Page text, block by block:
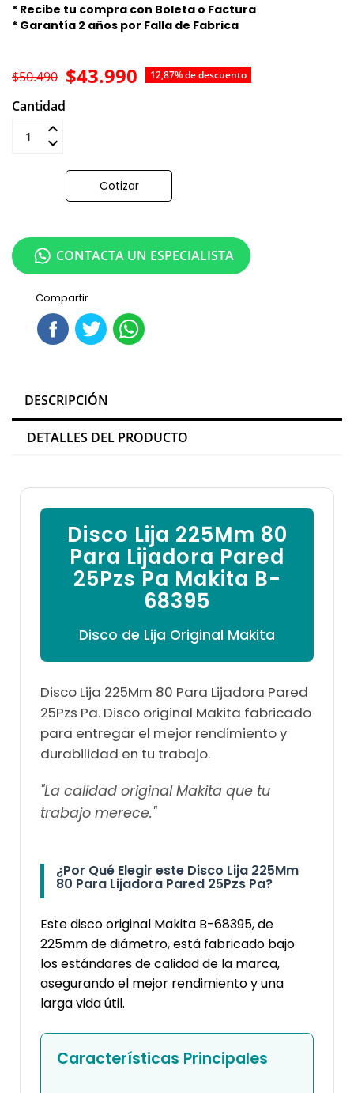
* Recibe tu compra con Boleta o Factura
* Garantía 2 años por Falla de Fabrica
$43.990 12,87% de descuento
$50.490
Cantidad
Cotizar
Compartir
CONTACTA UN ESPECIALISTA
DESCRIPCIÓN
DETALLES DEL PRODUCTO
Disco Lija 225Mm 80
Para Lijadora Pared
25Pzs Pa Makita B-
68395
Disco de Lija Original Makita
Disco Lija 225Mm 80 Para Lijadora Pared
25Pzs Pa. Disco original Makita fabricado
para entregar el mejor rendimiento y
durabilidad en tu trabajo.
"La calidad original Makita que tu
trabajo merece."
¿Por Qué Elegir este Disco Lija 225Mm
80 Para Lijadora Pared 25Pzs Pa?
Este disco original Makita B-68395, de
225mm de diámetro, está fabricado bajo
los estándares de calidad de la marca,
asegurando el mejor rendimiento y una
larga vida útil.
Características Principales